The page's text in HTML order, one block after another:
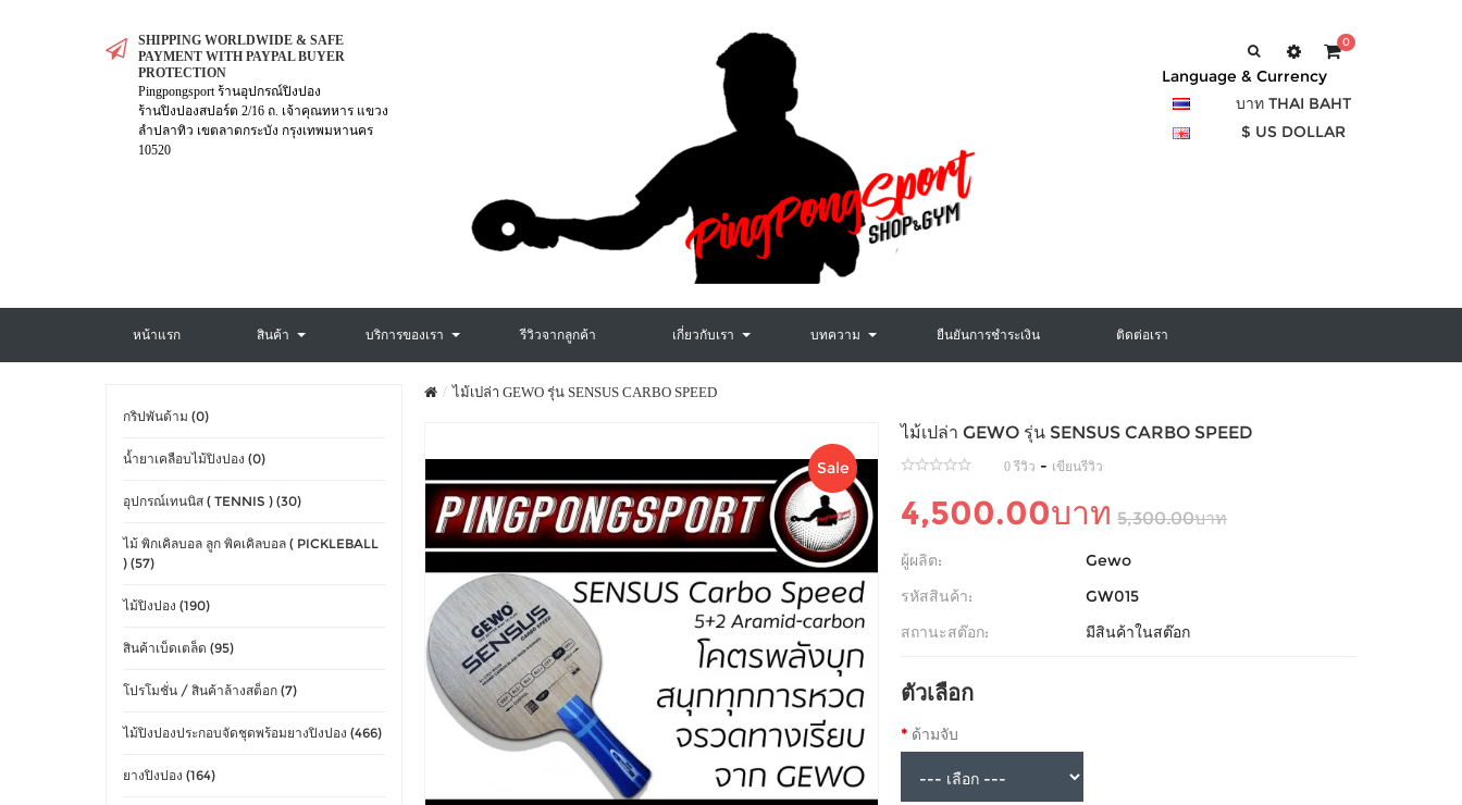
SHIPPING WORLDWIDE & SAFE
PAYMENT WITH PAYPAL BUYER
PROTECTION
Pingpongsport ร้านอุปกรณ์ปิงปอง
ร้านปิงปองสปอร์ต 2/16 ถ. เจ้าคุณทหาร แขวง
ลำปลาทิว เขตลาดกระบัง กรุงเทพมหานคร
10520
0
Language & Currency
บาท THAI BAHT
$ US DOLLAR
หน้าแรก สินค้า บริการของเรา รีวิวจากลูกค้า เกี่ยวกับเรา บทความ ยืนยันการชำระเงิน ติดต่อเรา
กริปพันด้าม (0)
น้ำยาเคลือบไม้ปิงปอง (0)
อุปกรณ์เทนนิส ( TENNIS ) (30)
ไม้ พิกเคิลบอล ลูก พิคเคิลบอล ( PICKLEBALL
) (57)
ไม้ปิงปอง (190)
สินค้าเบ็ดเตล็ด (95)
โปรโมชั่น / สินค้าล้างสต็อก (7)
ไม้ปิงปองประกอบจัดชุดพร้อมยางปิงปอง (466)
ยางปิงปอง (164)
ไม้เปล่า GEWO รุ่น SENSUS CARBO SPEED
Sale
ไม้เปล่า GEWO รุ่น SENSUS CARBO SPEED
0 รีวิว - เขียนรีวิว
4,500.00บาท 5,300.00บาท
ผู้ผลิต:
Gewo
รหัสสินค้า:
GW015
สถานะสต๊อก:
มีสินค้าในสต๊อก
ตัวเลือก
ด้ามจับ